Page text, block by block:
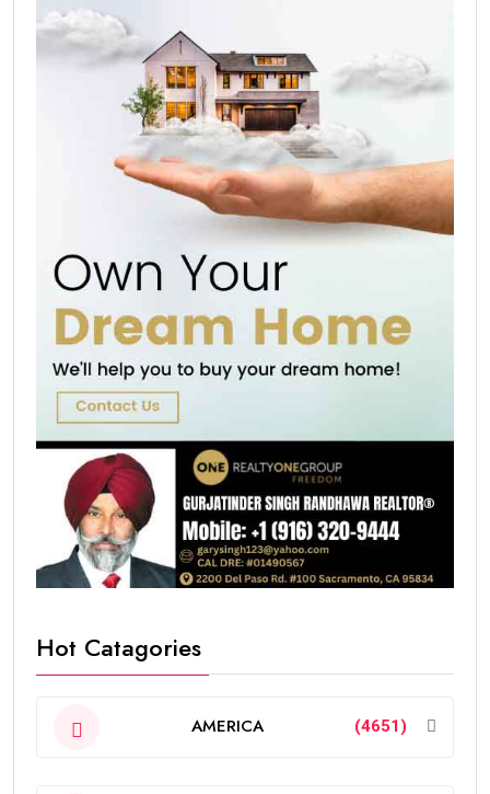
Hot Catagories
AMERICA (4651)